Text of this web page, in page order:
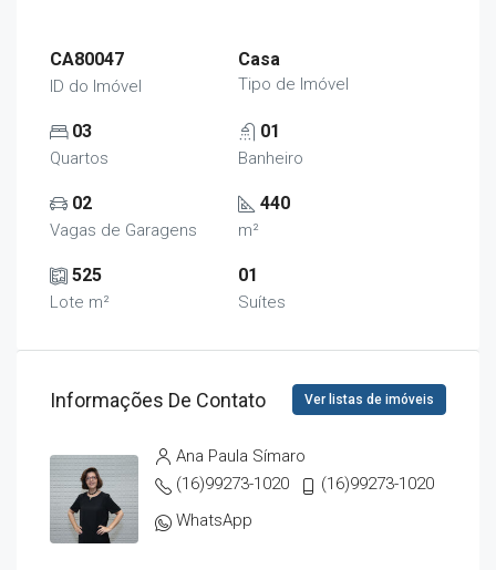
CA80047
ID do Imóvel
Casa
Tipo de Imóvel
03
Quartos
01
Banheiro
02
Vagas de Garagens
440
m²
525
Lote m²
01
Suítes
Informações De Contato Ver listas de imóveis
Ana Paula Símaro
(16)99273-1020
(16)99273-1020
WhatsApp